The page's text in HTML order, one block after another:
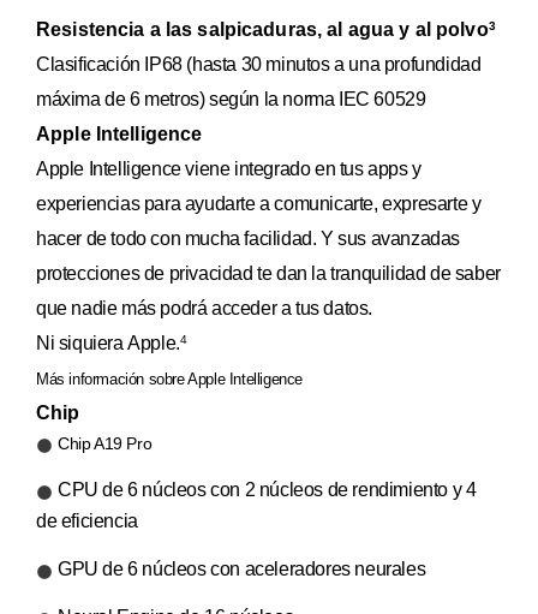
Resistencia a las salpicaduras, al agua y al polvo3
Clasificación IP68 (hasta 30 minutos a una profundidad
máxima de 6 metros) según la norma IEC 60529
Apple Intelligence
Apple Intelligence viene integrado en tus apps y
experiencias para ayudarte a comunicarte, expresarte y
hacer de todo con mucha facilidad. Y sus avanzadas
protecciones de privacidad te dan la tranquilidad de saber
que nadie más podrá acceder a tus datos.
Ni siquiera Apple.4
Más información sobre Apple Intelligence
Chip
Chip A19 Pro
CPU de 6 núcleos con 2 núcleos de rendimiento y 4
de eficiencia
GPU de 6 núcleos con aceleradores neurales